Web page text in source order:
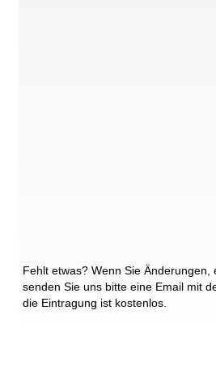
Fehlt etwas? Wenn Sie
senden Sie uns bitte eine Email mit
die Eintragung ist kostenlos.